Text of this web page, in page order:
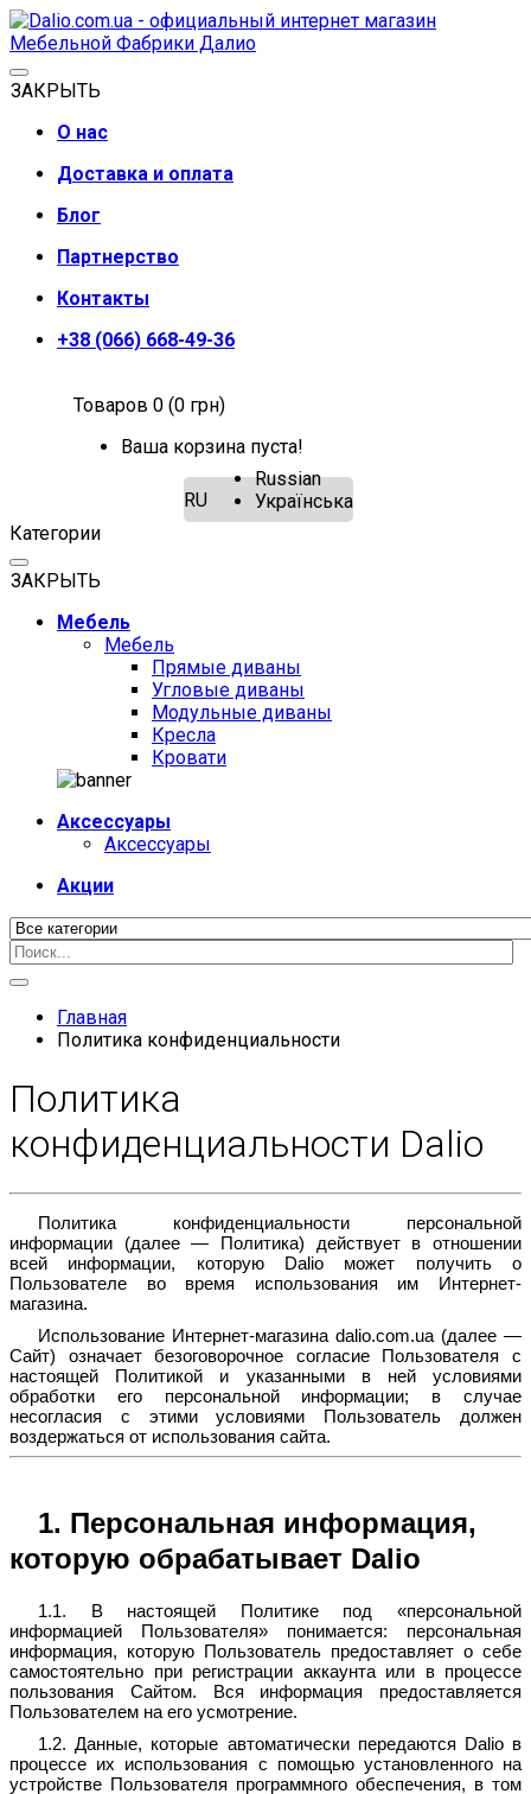
ЗАКРЫТЬ
О нас
Доставка и оплата
Блог
Партнерство
Контакты
+38 (066) 668-49-36
Товаров 0 (0 грн)
Ваша корзина пуста!
RU
Russian
Українська
Категории
ЗАКРЫТЬ
Мебель
Мебель
Прямые диваны
Угловые диваны
Модульные диваны
Кресла
Кровати
Аксессуары
Аксессуары
Акции
Главная
Политика конфиденциальности
Политика
конфиденциальности Dalio
Политика конфиденциальности персональной
информации (далее — Политика) действует в отношении
всей информации, которую Dalio может получить о
Пользователе во время использования им Интернет-
магазина.
Использование Интернет-магазина dalio.com.ua (далее —
Сайт) означает безоговорочное согласие Пользователя с
настоящей Политикой и указанными в ней условиями
обработки его персональной информации; в случае
несогласия с этими условиями Пользователь должен
воздержаться от использования сайта.
1. Персональная информация,
которую обрабатывает Dalio
1.1. В настоящей Политике под «персональной
информацией Пользователя» понимается: персональная
информация, которую Пользователь предоставляет о себе
самостоятельно при регистрации аккаунта или в процессе
пользования Сайтом. Вся информация предоставляется
Пользователем на его усмотрение.
1.2. Данные, которые автоматически передаются Dalio в
процессе их использования с помощью установленного на
устройстве Пользователя программного обеспечения, в том